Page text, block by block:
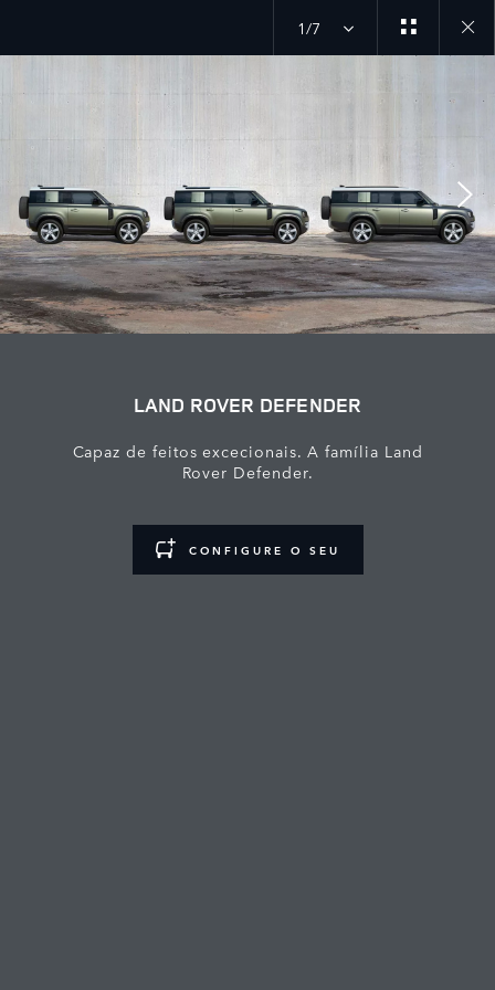
1/7
LAND ROVER DEFENDER
Capaz de feitos excecionais. A família Land
Rover Defender.
CONFIGURE O SEU